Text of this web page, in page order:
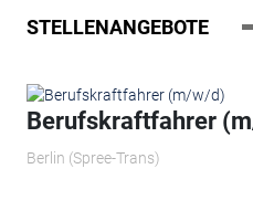
STELLENANGEBOTE
Berufskraftfahrer
Berlin (Spree-Trans)